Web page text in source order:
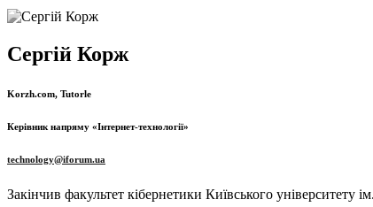
Сергій Корж
Korzh.com, Tutorle
Керівник напряму «Інтернет-технології»
technology@iforum.ua
Закінчив факультет кібернетики Київського університету